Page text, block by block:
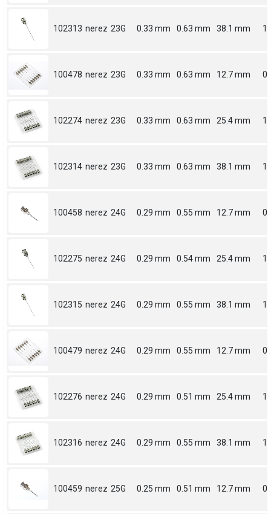
102313 nerez 23G 0.33 mm 0.63 mm 38.1 mm
100478 nerez 23G 0.33 mm 0.63 mm 12.7 mm
102274 nerez 23G 0.33 mm 0.63 mm 25.4 mm 1
102314 nerez 23G 0.33 mm 0.63 mm 38.1 mm
100458 nerez 24G 0.29 mm 0.55 mm 12.7 mm
102275 nerez 24G 0.29 mm 0.54 mm 25.4 mm 1
102315 nerez 24G 0.29 mm 0.55 mm 38.1 mm
100479 nerez 24G 0.29 mm 0.55 mm 12.7 mm
102276 nerez 24G 0.29 mm 0.51 mm 25.4 mm 1
102316 nerez 24G 0.29 mm 0.55 mm 38.1 mm
100459 nerez 25G 0.25 mm 0.51 mm 12.7 mm